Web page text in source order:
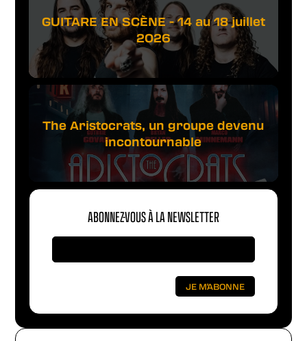
GUITARE EN SCÈNE - 14 au 18 juillet
2026
The Aristocrats, un groupe devenu
incontournable
ABONNEZ-VOUS À LA NEWSLETTER